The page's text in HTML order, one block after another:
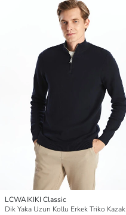
LCWAIKIKI Classic
Dik Yaka Uzun Kollu Erkek Triko Kazak